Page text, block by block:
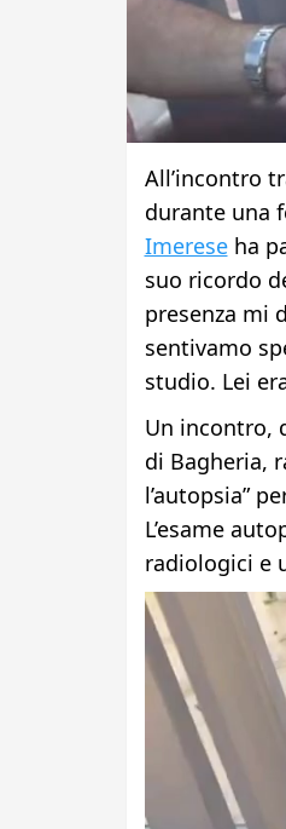
All’incontro
durante una
Imereseha
suo ricordo
presenza mi
sentivamo
studio. Lei
Un incontro,
di Bagheria,
l’autopsia”
L’esame
radiologici e